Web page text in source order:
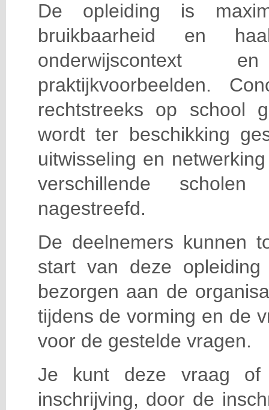
De opleiding is
bruikbaarheid en
praktijkvoorbeelden.
rechtstreeks op school
wordt ter beschikking
uitwisseling en
verschillende scholen
nagestreefd.
De deelnemers kunnen
start van deze
bezorgen aan de
tijdens de vorming en de
voor de gestelde vragen.
Je kunt deze vraag of
inschrijving, door de